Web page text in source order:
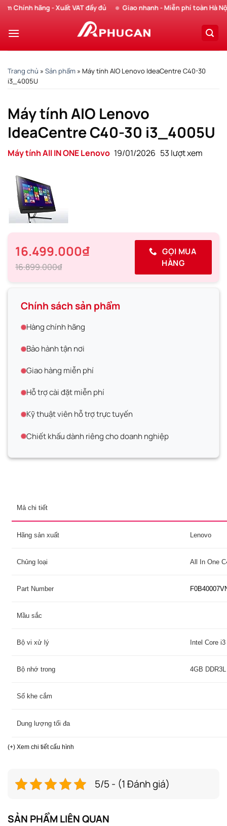
Chuyển
nội
hãng - Xuất VAT đầy đủ Giao nhanh - Miễn phí toàn Hà Nội
Trang chủ » Sản phẩm » Máy tính AIO Lenovo IdeaCentre C40-30
i3_4005U
Máy tính AIO Lenovo
IdeaCentre C40-30 i3_4005U
Máy tính All IN ONE Lenovo 19/01/2026 53 lượt xem
16.499.000₫
16.899.000₫
GỌI MUA
HÀNG
Chính sách sản phẩm
Hàng chính hãng
Bảo hành tận nơi
Giao hàng miễn phí
Hỗ trợ cài đặt miễn phí
Kỹ thuật viên hỗ trợ trực tuyến
Chiết khấu dành riêng cho doanh nghiệp
Mả chi tiết
Hãng sản xuất Lenovo
Chủng loại All In One
Part Number
Mầu sắc
Bộ vi xử lý Intel Core
Bộ nhớ trong 4GB DDR3L
Số khe cắm
Dung lượng tối đa
VGA
Ổ cứng
(+) Xem chi tiết cấu hình
5/5 - (1 Đánh giá)
SẢN PHẨM LIÊN QUAN